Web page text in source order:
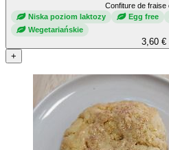
Confiture de fraise
Niska poziom laktozy
Egg free
Wegetariańskie
3,60 €
+